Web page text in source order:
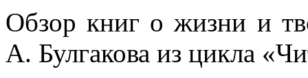
Обзор книг о жизни и
А. Булгакова из цикла